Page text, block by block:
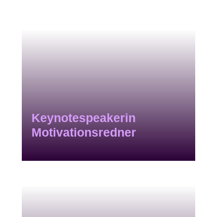
Keynotespeakerin
Motivationsredner